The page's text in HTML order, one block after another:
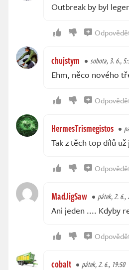
Outbreak by byl
chujstym sobota, 3. 6.,
Ehm, něco nového
HermesTrismegistos
Tak z těch top dílů
MadJigSaw pátek, 2. 6.,
Ani jeden .... Kdyby
cobalt pátek, 2. 6., 19:50